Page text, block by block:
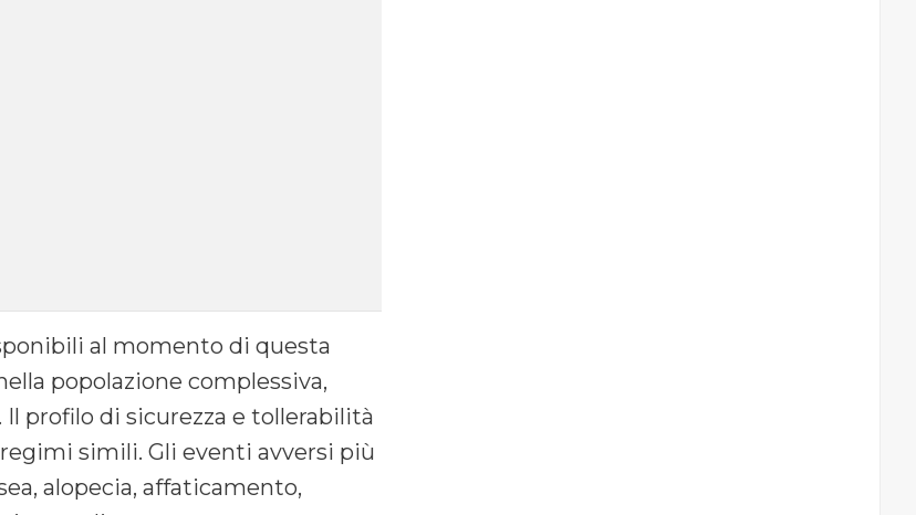
al momento di questa
popolazione complessiva,
profilo di sicurezza e tollerabilità
simili. Gli eventi avversi più
alopecia, affaticamento,